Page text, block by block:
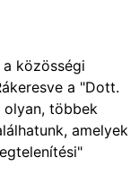
közösségi
a "Dott.
olyan, többek
amelyek